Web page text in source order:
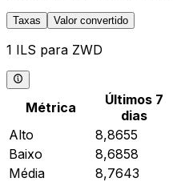
Taxas Valor convertido
1 ILS para ZWD
Métrica
Últimos 7
dias
Alto
8,8655
Baixo
8,6858
Média
8,7643